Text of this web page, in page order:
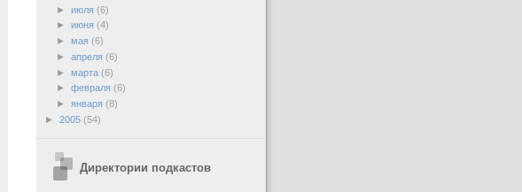
► июля (6)
► июня (4)
► мая (6)
► апреля (6)
► марта (6)
► февраля (6)
► января (8)
► 2005 (54)
Директории подкастов